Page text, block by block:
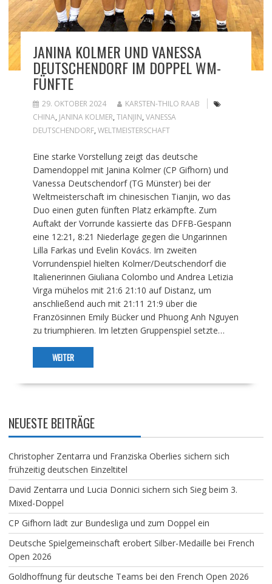
JANINA KOLMER UND VANESSA
DEUTSCHENDORF IM DOPPEL WM-
FÜNFTE
29. OKTOBER 2024
KARSTEN-THILO RAAB
CHINA, JANINA KOLMER, TIANJIN, VANESSA
DEUTSCHENDORF, WELTMEISTERSCHAFT
Eine starke Vorstellung zeigt das deutsche
Damendoppel mit Janina Kolmer (CP Gifhorn) und
Vanessa Deutschendorf (TG Münster) bei der
Weltmeisterschaft im chinesischen Tianjin, wo das
Duo einen guten fünften Platz erkämpfte. Zum
Auftakt der Vorrunde kassierte das DFFB-Gespann
eine 12:21, 8:21 Niederlage gegen die Ungarinnen
Lilla Farkas und Evelin Kovács. Im zweiten
Vorrundenspiel hielten Kolmer/Deutschendorf die
Italienerinnen Giuliana Colombo und Andrea Letizia
Virga mühelos mit 21:6 21:10 auf Distanz, um
anschließend auch mit 21:11 21:9 über die
Französinnen Emily Bücker und Phuong Anh Nguyen
zu triumphieren. Im letzten Gruppenspiel setzte…
WEITER
NEUESTE BEITRÄGE
Christopher Zentarra und Franziska Oberlies sichern sich
frühzeitig deutschen Einzeltitel
David Zentarra und Lucia Donnici sichern sich Sieg beim 3.
Mixed-Doppel
CP Gifhorn lädt zur Bundesliga und zum Doppel ein
Deutsche Spielgemeinschaft erobert Silber-Medaille bei French
Open 2026
Goldhoffnung für deutsche Teams bei den French Open 2026